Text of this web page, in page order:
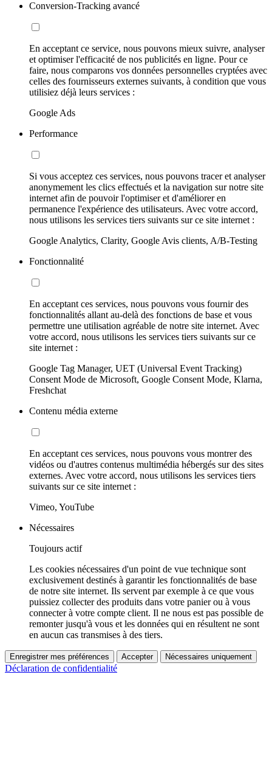
Conversion-Tracking avancé
En acceptant ce service, nous pouvons mieux suivre, analyser
et optimiser l'efficacité de nos publicités en ligne. Pour ce
faire, nous comparons vos données personnelles cryptées avec
celles des fournisseurs externes suivants, à condition que vous
utilisiez déjà leurs services :
Google Ads
Performance
Si vous acceptez ces services, nous pouvons tracer et analyser
anonymement les clics effectués et la navigation sur notre site
internet afin de pouvoir l'optimiser et d'améliorer en
permanence l'expérience des utilisateurs. Avec votre accord,
nous utilisons les services tiers suivants sur ce site internet :
Google Analytics, Clarity, Google Avis clients, A/B-Testing
Fonctionnalité
En acceptant ces services, nous pouvons vous fournir des
fonctionnalités allant au-delà des fonctions de base et vous
permettre une utilisation agréable de notre site internet. Avec
votre accord, nous utilisons les services tiers suivants sur ce
site internet :
Google Tag Manager, UET (Universal Event Tracking)
Consent Mode de Microsoft, Google Consent Mode, Klarna,
Freshchat
Contenu média externe
En acceptant ces services, nous pouvons vous montrer des
vidéos ou d'autres contenus multimédia hébergés sur des sites
externes. Avec votre accord, nous utilisons les services tiers
suivants sur ce site internet :
Vimeo, YouTube
Nécessaires
Toujours actif
Les cookies nécessaires d'un point de vue technique sont
exclusivement destinés à garantir les fonctionnalités de base
de notre site internet. Ils servent par exemple à ce que vous
puissiez collecter des produits dans votre panier ou à vous
connecter à votre compte client. Il ne nous est pas possible de
remonter jusqu'à vous et les données qui en résultent ne sont
en aucun cas transmises à des tiers.
Enregistrer mes préférences Accepter Nécessaires uniquement
Déclaration de confidentialité